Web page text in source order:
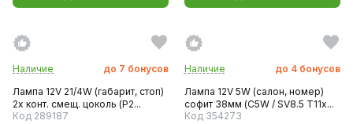
Наличие до 7 бонусов
Лампа 12V 21/4W (габарит, стоп)
2х конт. смещ. цоколь (P2...
Код 289187
Наличие до 4 бонусов
Лампа 12V 5W (салон, номер)
софит 38мм (C5W / SV8.5 T11x...
Код 354273